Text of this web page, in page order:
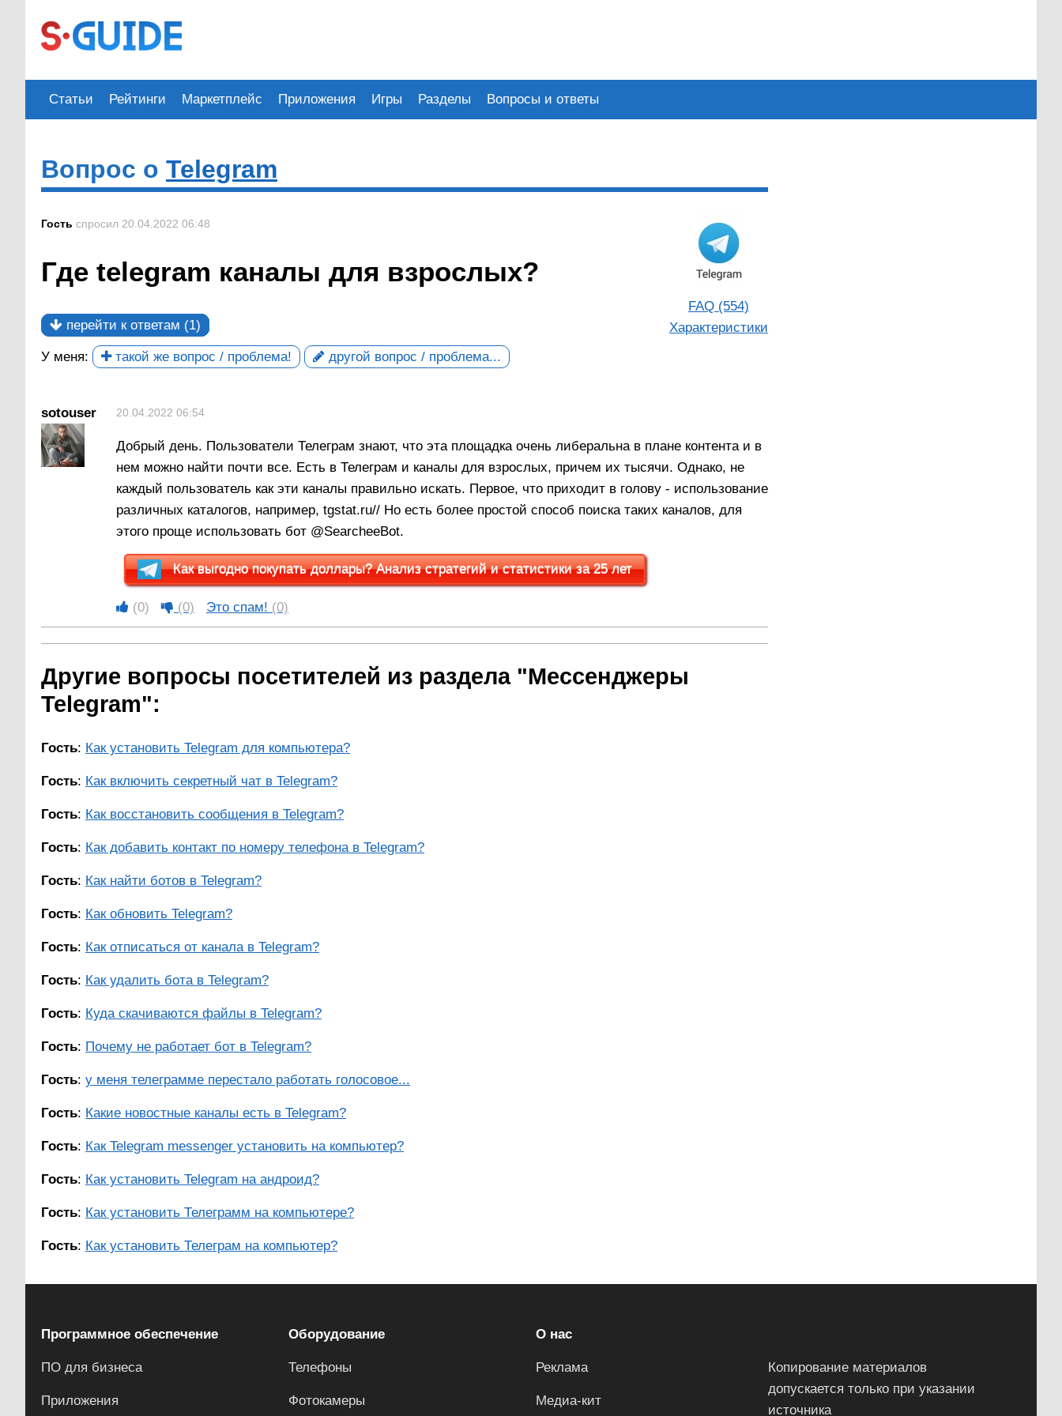
Статьи Рейтинги Маркетплейс Приложения Игры Разделы Вопросы и ответы
Вопрос о Telegram
FAQ (554)
Характеристики
Гость спросил 20.04.2022 06:48
Где telegram каналы для взрослых?
перейти к ответам (1)
У меня: такой же вопрос / проблема! другой вопрос / проблема...
sotouser 20.04.2022 06:54
Добрый день. Пользователи Телеграм знают, что эта площадка очень либеральна в плане контента и в
нем можно найти почти все. Есть в Телеграм и каналы для взрослых, причем их тысячи. Однако, не
каждый пользователь как эти каналы правильно искать. Первое, что приходит в голову - использование
различных каталогов, например, tgstat.ru// Но есть более простой способ поиска таких каналов, для
этого проще использовать бот @SearcheeBot.
Как выгодно покупать доллары? Анализ стратегий и статистики за 25 лет
(0) (0) Это спам! (0)
Другие вопросы посетителей из раздела "Мессенджеры
Telegram":
Гость: Как установить Telegram для компьютера?
Гость: Как включить секретный чат в Telegram?
Гость: Как восстановить сообщения в Telegram?
Гость: Как добавить контакт по номеру телефона в Telegram?
Гость: Как найти ботов в Telegram?
Гость: Как обновить Telegram?
Гость: Как отписаться от канала в Telegram?
Гость: Как удалить бота в Telegram?
Гость: Куда скачиваются файлы в Telegram?
Гость: Почему не работает бот в Telegram?
Гость: у меня телеграмме перестало работать голосовое...
Гость: Какие новостные каналы есть в Telegram?
Гость: Как Telegram messenger установить на компьютер?
Гость: Как установить Telegram на андроид?
Гость: Как установить Телеграмм на компьютере?
Гость: Как установить Телеграм на компьютер?
Программное обеспечение
ПО для бизнеса
Приложения
Оборудование
Телефоны
Фотокамеры
О нас
Реклама
Медиа-кит
Копирование материалов
допускается только при указании
источника